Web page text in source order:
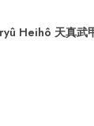
Heihô 天真武